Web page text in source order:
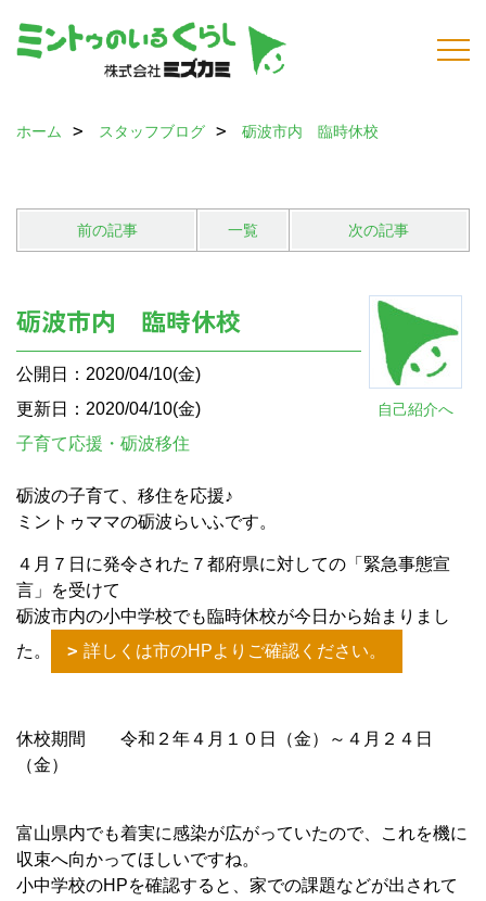
ホーム スタッフブログ 砺波市内 臨時休校
前の記事 一覧 次の記事
自己紹介へ
砺波市内 臨時休校
公開日：2020/04/10(金)
更新日：2020/04/10(金)
子育て応援・砺波移住
砺波の子育て、移住を応援♪
ミントゥママの砺波らいふです。
４月７日に発令された７都府県に対しての「緊急事態宣
言」を受けて
砺波市内の小中学校でも臨時休校が今日から始まりまし
た。
詳しくは市のHPよりご確認ください。
休校期間 令和２年４月１０日（金）～４月２４日
（金）
富山県内でも着実に感染が広がっていたので、これを機に
収束へ向かってほしいですね。
小中学校のHPを確認すると、家での課題などが出されて